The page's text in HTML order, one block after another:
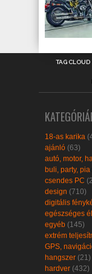
TAG CLOUD
18-as karika
ajánló (63)
autó, motor,
buli, party, pia
csendes PC
design (710)
digitális
egészséges
egyéb (145)
extrém
GPS,
hangszer (21)
hardver (432)